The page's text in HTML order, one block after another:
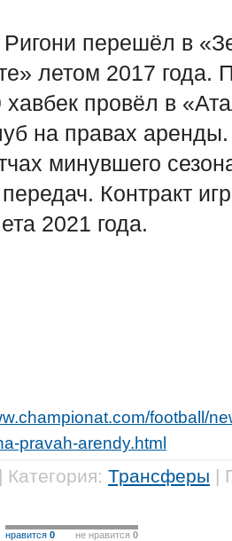
перешёл в
летом 2017 года.
хавбек провёл в
на правах
минувшего
Контракт
2021 года.
football/
pravah-arendy.html
Трансферы |
нравится 0 не нравится 0